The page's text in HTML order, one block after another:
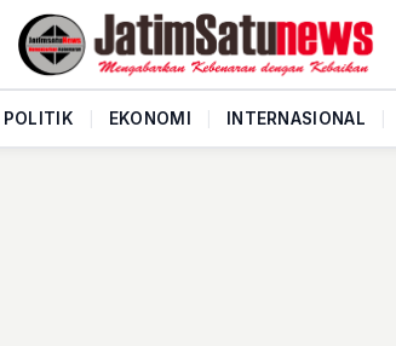
POLITIK EKONOMI INTERNASIONAL